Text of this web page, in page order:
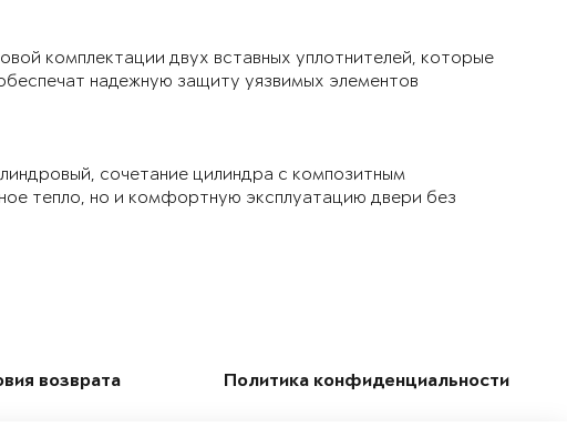
комплектации двух вставных уплотнителей, которые
надежную защиту уязвимых элементов
сочетание цилиндра с композитным
тепло, но и комфортную эксплуатацию двери без
возврата Политика конфиденциальности